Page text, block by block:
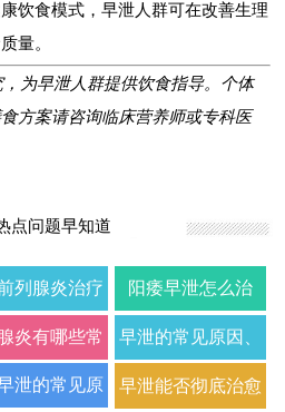
饮食模式，早泄人群可在改善生理
量。
为早泄人群提供饮食指导。个体
方案请咨询临床营养师或专科医
点问题早知道
列腺炎治疗
男科医院好
年口碑推荐
阳痿早泄怎么治
疗？2026年男科专
家详解病因与科学
炎有哪些常
以及如何科
早泄的常见原因、
症状及改善方法全
泄的常见原 早泄能否彻底治愈